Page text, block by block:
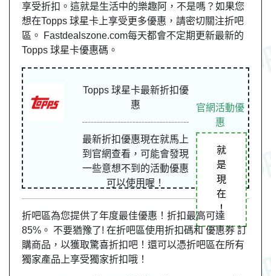
享受折扣。這就是生活中的樂趣阿，不是嗎？如果您
想在Topps 球星卡上享受更多優惠，請密切關注折吧
區。 Fastdealszone.com每天都會不定期更新最新的
Topps 球星卡優惠碼。
Topps 球星卡最新折扣優
惠
最新折扣優惠現在就馬上
到官網查看，可能會發現
一些意想不到的活動優惠
可以使用喔！
官網活動優
惠
就
是
現
在
！
折吧區為您提供了年度最佳優惠！折扣最高可達
85%。 不要猶豫了! 在折吧區使用折扣碼和 優惠券 訂
購商品，以獲取驚喜折扣吧！還可以憑折吧區在所有
獨家產品上享受獨家折扣哦！